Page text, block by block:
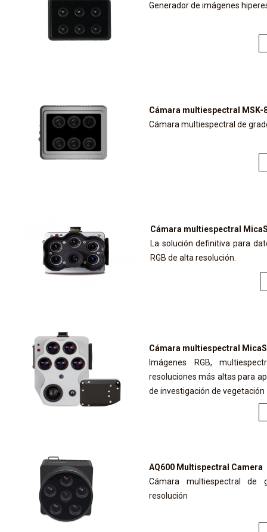
Generador de imágenes
Cámara multiespectral MSK-
Cámara multiespectral de
Cámara multiespectral
La solución definitiva para
RGB de alta resolución.
Cámara multiespectral
Imágenes RGB,
resoluciones más altas para
de investigación de vegetación
AQ600 Multispectral Camera
Cámara multiespectral de
resolución